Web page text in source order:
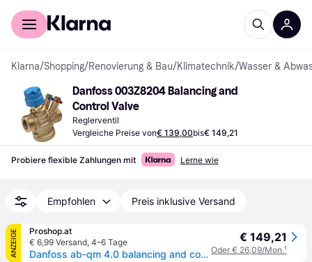
Für Shopper
Klarna/Shopping/Renovierung & Bau/Klimatechnik/Wasser &
Danfoss 003Z8204 Balancing and
Control Valve
Reglerventil
Vergleiche Preise von€ 139,00bis€ 149,21
Probiere flexible Zahlungen mit Lerne wie
Empfohlen Preis inklusive Versand
ANZEIGE
Proshop.at
€ 6,99 Versand, 4–6 Tage
Danfoss ab-qm 4.0 balancing and control valve dn20 hf with outside thread
€ 149,21
Oder € 26,09/Mon.¹